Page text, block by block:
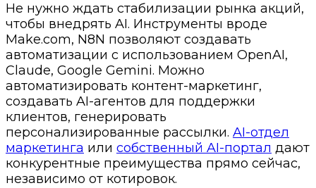
Не нужно ждать стабилизации рынка акций,
чтобы внедрять AI. Инструменты вроде
Make.com, N8N позволяют создавать
автоматизации с использованием OpenAI,
Claude, Google Gemini. Можно
автоматизировать контент-маркетинг,
создавать AI-агентов для поддержки
клиентов, генерировать
персонализированные рассылки. AI-отдел
маркетинга или собственный AI-портал дают
конкурентные преимущества прямо сейчас,
независимо от котировок.